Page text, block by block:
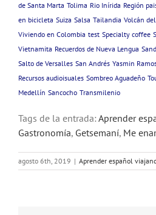
de Santa Marta Tolima Rio Inírida Región
en bicicleta Suiza Salsa Tailandia Volcán
Viviendo en Colombia test Specialty coffee
Vietnamita Recuerdos de Nueva Lengua
Salto de Versalles San Andrés Yasmin
Recursos audioisuales Sombreo Aguadeño
Medellín Sancocho Transmilenio
Tags de la entrada: Aprender
Gastronomía, Getsemaní, Me
agosto 6th, 2019 | Aprender español